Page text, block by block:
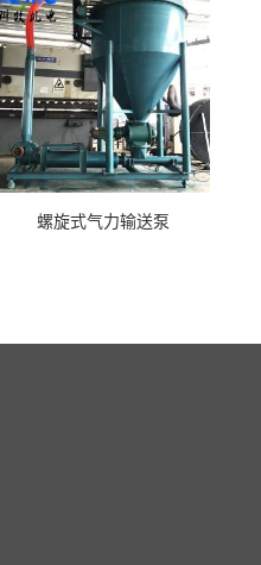
螺旋式气力输送泵